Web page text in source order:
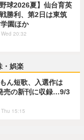
野球2026夏】仙台育英
勝利、第2日は東筑
園ほか
20:32
・娯楽
ん短歌、入選作は
売の新刊に収録…9/3
15:15